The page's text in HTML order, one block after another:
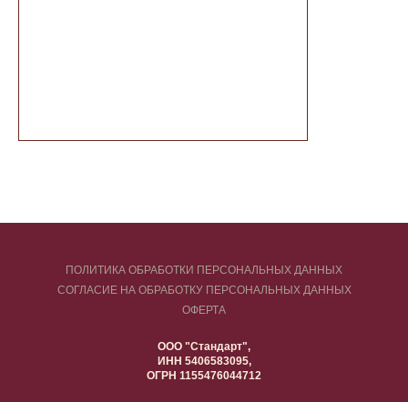
ПОЛИТИКА ОБРАБОТКИ ПЕРСОНАЛЬНЫХ ДАННЫХ
СОГЛАСИЕ НА ОБРАБОТКУ ПЕРСОНАЛЬНЫХ ДАННЫХ
ОФЕРТА
ООО "Стандарт",
ИНН 5406583095,
ОГРН 1155476044712